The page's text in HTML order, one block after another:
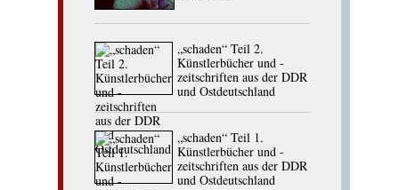
„schaden“ Teil 2.
Künstlerbücher und -
zeitschriften aus der DDR
und Ostdeutschland
„schaden“ Teil 1.
Künstlerbücher und -
zeitschriften aus der DDR
und Ostdeutschland